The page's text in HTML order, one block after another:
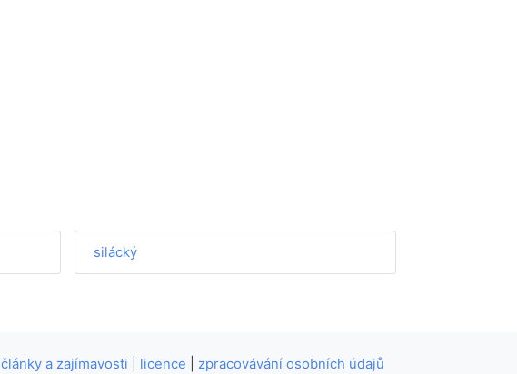
silácký
články a zajímavosti licence zpracovávání osobních údajů